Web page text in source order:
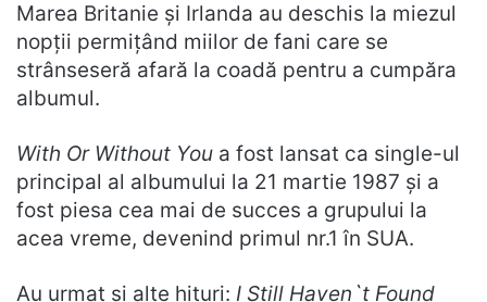
Marea Britanie și Irlanda au deschis la miezul
nopții permițând miilor de fani care se
strânseseră afară la coadă pentru a cumpăra
albumul.
With Or Without You a fost lansat ca single-ul
principal al albumului la 21 martie 1987 și a
fost piesa cea mai de succes a grupului la
acea vreme, devenind primul nr.1 în SUA.
Au urmat și alte hituri: I Still Haven`t Found